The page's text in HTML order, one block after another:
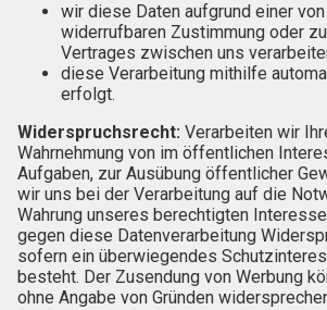
wir diese Daten aufgrund einer
widerrufbaren Zustimmung oder
Vertrages zwischen uns
diese Verarbeitung mithilfe
erfolgt.
Widerspruchsrecht: Verarbeiten wir
Wahrnehmung von im öffentlichen
Aufgaben, zur Ausübung öffentlicher
wir uns bei der Verarbeitung auf die
Wahrung unseres berechtigten
gegen diese Datenverarbeitung
sofern ein überwiegendes
besteht. Der Zusendung von Werbung
ohne Angabe von Gründen